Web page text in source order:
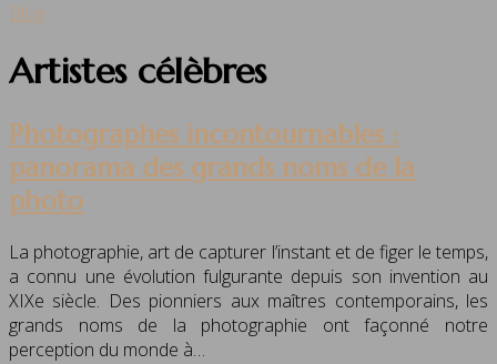
Blog
Artistes célèbres
Photographes incontournables :
panorama des grands noms de la
photo
La photographie, art de capturer l’instant et de figer le temps,
a connu une évolution fulgurante depuis son invention au
XIXe siècle. Des pionniers aux maîtres contemporains, les
grands noms de la photographie ont façonné notre
perception du monde à…